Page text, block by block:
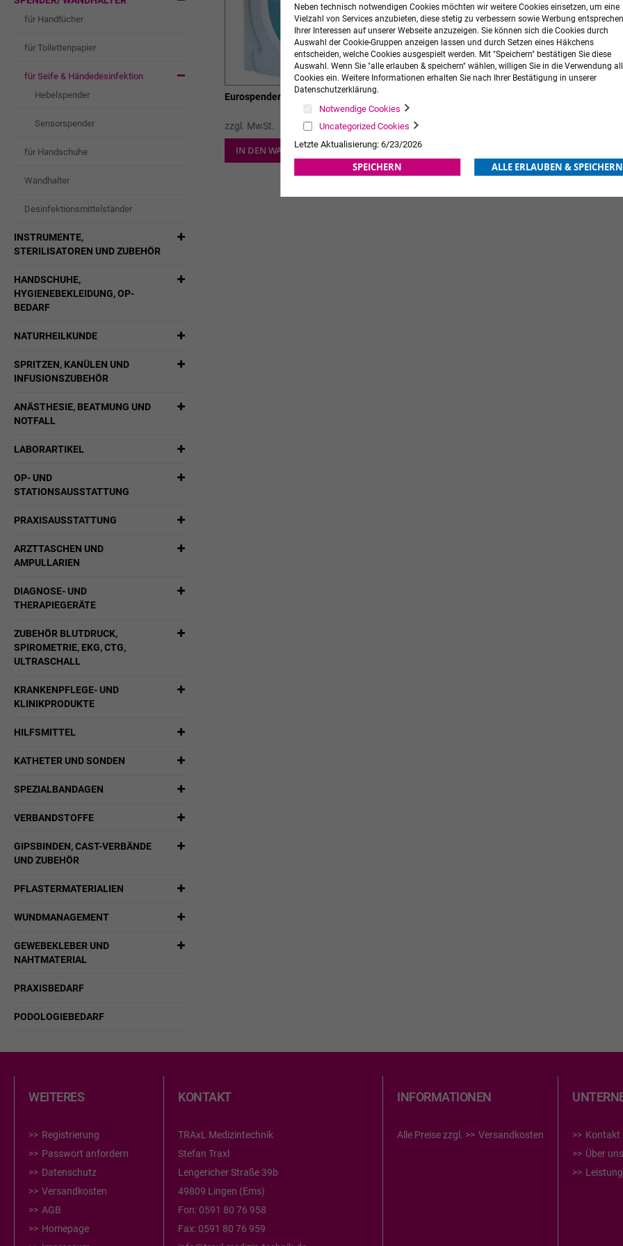
Eurospender RX5 Touchless
zzgl. MwSt. Ab12,50 €
IN DEN WARENKORB ZUR
WUNSCHLISTE
HINZUFÜGEN
zzgl. MwSt.
IN DEN WARENKORB
WUNSCHLISTE
HINZUFÜGEN
für Handtücher
für Toilettenpapier
für Seife & Händedesinfektion
Hebelspender
Sensorspender
für Handschuhe
Wandhalter
Desinfektionsmittelständer
INSTRUMENTE,
STERILISATOREN UND ZUBEHÖR
HANDSCHUHE,
HYGIENEBEKLEIDUNG, OP-
BEDARF
NATURHEILKUNDE
SPRITZEN, KANÜLEN UND
INFUSIONSZUBEHÖR
ANÄSTHESIE, BEATMUNG UND
NOTFALL
LABORARTIKEL
OP- UND
STATIONSAUSSTATTUNG
PRAXISAUSSTATTUNG
ARZTTASCHEN UND
AMPULLARIEN
DIAGNOSE- UND
THERAPIEGERÄTE
ZUBEHÖR BLUTDRUCK,
SPIROMETRIE, EKG, CTG,
ULTRASCHALL
KRANKENPFLEGE- UND
KLINIKPRODUKTE
HILFSMITTEL
KATHETER UND SONDEN
SPEZIALBANDAGEN
VERBANDSTOFFE
GIPSBINDEN, CAST-VERBÄNDE
UND ZUBEHÖR
PFLASTERMATERIALIEN
WUNDMANAGEMENT
GEWEBEKLEBER UND
NAHTMATERIAL
PRAXISBEDARF
PODOLOGIEBEDARF
WEITERES
Registrierung
Passwort anfordern
Datenschutz
Versandkosten
AGB
Homepage
KONTAKT
TRAxL Medizintechnik
Stefan Traxl
Lengericher Straße 39b
49809 Lingen (Ems)
Fon: 0591 80 76 958
Fax: 0591 80 76 959
INFORMATIONEN
Alle Preise zzgl. Versandkosten
Kontakt
Über uns
Neben technisch notwendigen Cookies möchten wir weitere Cookies einsetzen, um eine
Vielzahl von Services anzubieten, diese stetig zu verbessern sowie Werbung
Ihrer Interessen auf unserer Webseite anzuzeigen. Sie können sich die Cookies durch
Auswahl der Cookie-Gruppen anzeigen lassen und durch Setzen eines Häkchens
entscheiden, welche Cookies ausgespielt werden. Mit "Speichern" bestätigen Sie diese
Auswahl. Wenn Sie "alle erlauben & speichern" wählen, willigen Sie in die Verwendung
Cookies ein. Weitere Informationen erhalten Sie nach Ihrer Bestätigung in unserer
Datenschutzerklärung.
Notwendige Cookies
Uncategorized Cookies
Letzte Aktualisierung: 6/23/2026
SPEICHERN ALLE ERLAUBEN & SPEICHERN